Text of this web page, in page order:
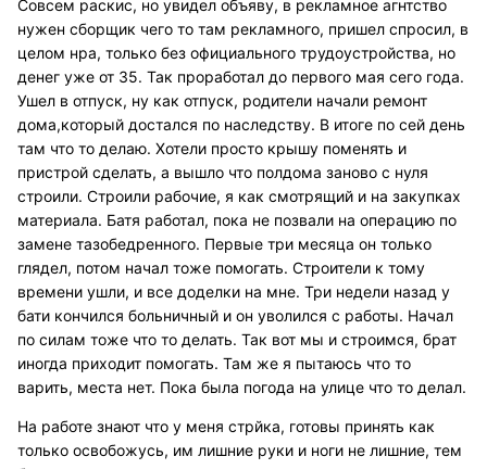
Совсем раскис, но увидел объяву, в рекламное агнтство
нужен сборщик чего то там рекламного, пришел спросил, в
целом нра, только без официального трудоустройства, но
денег уже от 35. Так проработал до первого мая сего года.
Ушел в отпуск, ну как отпуск, родители начали ремонт
дома,который достался по наследству. В итоге по сей день
там что то делаю. Хотели просто крышу поменять и
пристрой сделать, а вышло что полдома заново с нуля
строили. Строили рабочие, я как смотрящий и на закупках
материала. Батя работал, пока не позвали на операцию по
замене тазобедренного. Первые три месяца он только
глядел, потом начал тоже помогать. Строители к тому
времени ушли, и все доделки на мне. Три недели назад у
бати кончился больничный и он уволился с работы. Начал
по силам тоже что то делать. Так вот мы и строимся, брат
иногда приходит помогать. Там же я пытаюсь что то
варить, места нет. Пока была погода на улице что то делал.
На работе знают что у меня стрйка, готовы принять как
только освобожусь, им лишние руки и ноги не лишние, тем